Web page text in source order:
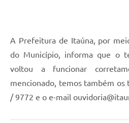
A Prefeitura de Itaúna, por
do Município, informa que o
voltou a funcionar
mencionado, temos também os
/ 9772 e o e-mail